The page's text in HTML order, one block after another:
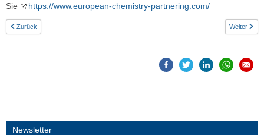
Newsletter
Sie
https://www.european-chemistry-partnering.com/
Zurück Weiter